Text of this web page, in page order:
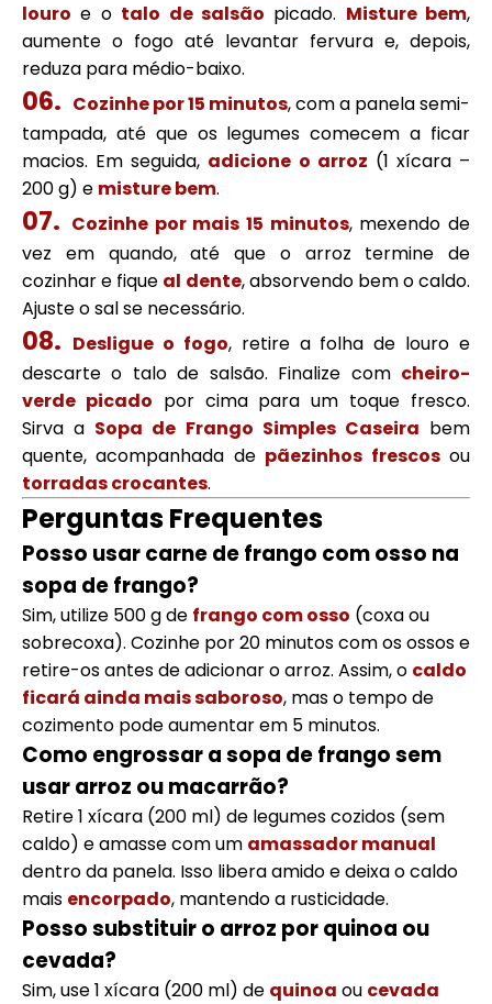
louro e o talo de salsão picado. Misture bem,
aumente o fogo até levantar fervura e, depois,
reduza para médio-baixo.
Cozinhe por 15 minutos, com a panela semi-
tampada, até que os legumes comecem a ficar
macios. Em seguida, adicione o arroz (1 xícara –
200 g) e misture bem.
Cozinhe por mais 15 minutos, mexendo de
vez em quando, até que o arroz termine de
cozinhar e fique al dente, absorvendo bem o caldo.
Ajuste o sal se necessário.
Desligue o fogo, retire a folha de louro e
descarte o talo de salsão. Finalize com cheiro-
verde picado por cima para um toque fresco.
Sirva a Sopa de Frango Simples Caseira bem
quente, acompanhada de pãezinhos frescosou
torradas crocantes.
Perguntas Frequentes
Posso usar carne de frango com osso na
sopa de frango?
Sim, utilize 500 g de frango com osso (coxa ou
sobrecoxa). Cozinhe por 20 minutos com os ossos e
retire-os antes de adicionar o arroz. Assim, o caldo
ficará ainda mais saboroso, mas o tempo de
cozimento pode aumentar em 5 minutos.
Como engrossar a sopa de frango sem
usar arroz ou macarrão?
Retire 1 xícara (200 ml) de legumes cozidos (sem
caldo) e amasse com um amassador manual
dentro da panela. Isso libera amido e deixa o caldo
mais encorpado, mantendo a rusticidade.
Posso substituir o arroz por quinoa ou
cevada?
Sim, use 1 xícara (200 ml) de quinoa ou cevada